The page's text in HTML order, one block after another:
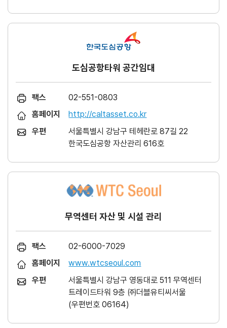
도심공항타워 공간임대
팩스
02-551-0803
홈페이지
http://caltasset.co.kr
우편
서울특별시 강남구 테헤란로 87길 22
한국도심공항 자산관리 616호
무역센터 자산 및 시설 관리
팩스
02-6000-7029
홈페이지
www.wtcseoul.com
우편
서울특별시 강남구 영동대로 511 무역센터
트레이드타워 9층 ㈜더블유티씨서울
(우편번호 06164)